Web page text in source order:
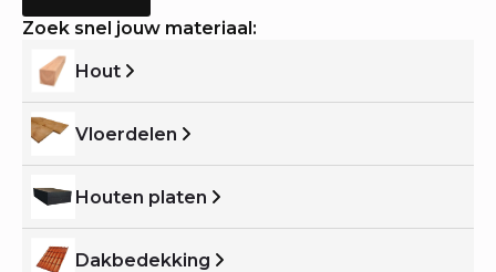
Zoek snel jouw materiaal:
Hout
Vloerdelen
Houten platen
Dakbedekking